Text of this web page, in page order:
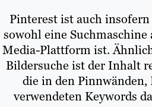
Pinterest ist auch insofern
sowohl eine Suchmaschine
Media-Plattform ist.
Bildersuche ist der Inhalt
die in den
verwendeten Keywords